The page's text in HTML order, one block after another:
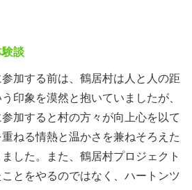
ェクトのプラン（一昨年の同一プ
ミーティングの様子です。
験談
加する前は、鶴居村は人と人の距
印象を漠然と抱いていましたが、
加すると村の方々が向上心を以て
ねる情熱と温かさを兼ねそろえた
した。また、鶴居村プロジェクト
とをやるのではなく、ハートンツ